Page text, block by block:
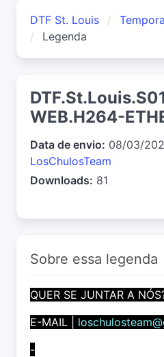
DTF St. Louis
Legenda
WEB.H264-
Data de envio: 08/03/
LosChulosTeam
Downloads: 81
Sobre essa legenda
QUER SE JUNTAR A
E-MAIL |
-